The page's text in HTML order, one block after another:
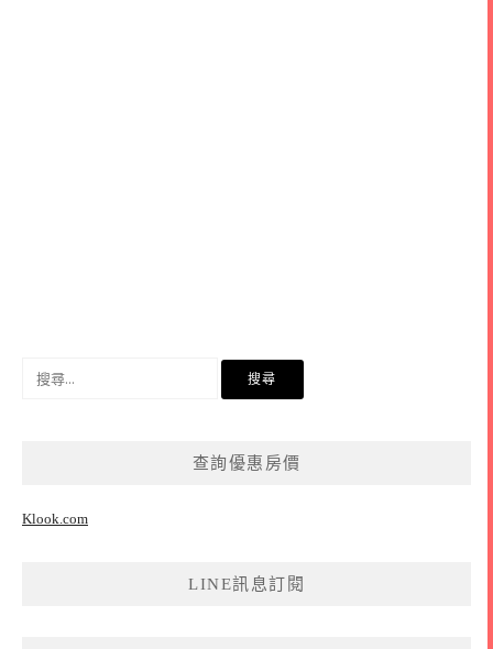
查詢優惠房價
Klook.com
LINE訊息訂閱